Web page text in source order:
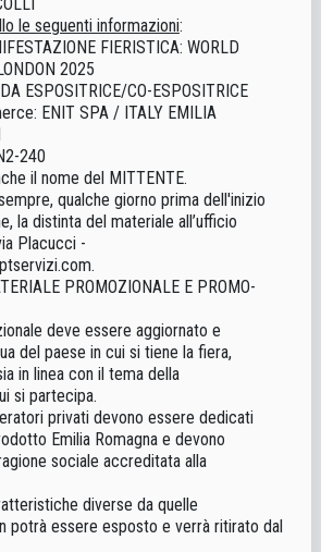
le seguenti informazioni:
FIERISTICA: WORLD
2025
ESPOSITRICE/CO-ESPOSITRICE
ENIT SPA / ITALY EMILIA
240
il nome del MITTENTE.
qualche giorno prima dell'inizio
la distinta del materiale all’ufficio
Placucci -
.
PROMOZIONALE E PROMO-
deve essere aggiornato e
del paese in cui si tiene la fiera,
in linea con il tema della
si partecipa.
privati devono essere dedicati
Emilia Romagna e devono
sociale accreditata alla
diverse da quelle
potrà essere esposto e verrà ritirato dal